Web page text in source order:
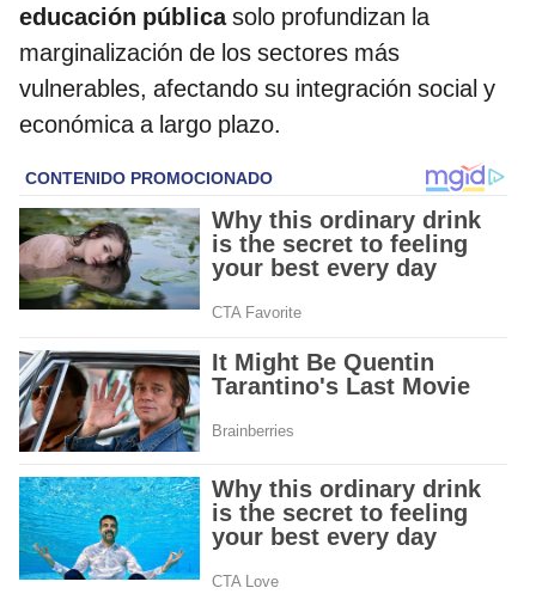
educación públicasolo profundizan la
marginalización de los sectores más
vulnerables, afectando su integración social y
económica a largo plazo.